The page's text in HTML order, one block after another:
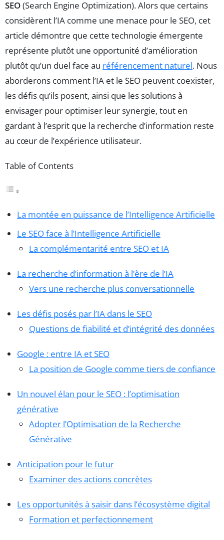
SEO(Search Engine Optimization). Alors que certains
considèrent l’IA comme une menace pour le SEO, cet
article démontre que cette technologie émergente
représente plutôt une opportunité d’amélioration
plutôt qu’un duel face au référencement naturel. Nous
aborderons comment l’IA et le SEO peuvent coexister,
les défis qu’ils posent, ainsi que les solutions à
envisager pour optimiser leur synergie, tout en
gardant à l’esprit que la recherche d’information reste
au cœur de l’expérience utilisateur.
Table of Contents
La montée en puissance de l’Intelligence Artificielle
Le SEO face à l’Intelligence Artificielle
La complémentarité entre SEO et IA
La recherche d’information à l’ère de l’IA
Vers une recherche plus conversationnelle
Les défis posés par l’IA dans le SEO
Questions de fiabilité et d’intégrité des données
Google : entre IA et SEO
La position de Google comme tiers de confiance
Un nouvel élan pour le SEO : l’optimisation
générative
Adopter l’Optimisation de la Recherche
Générative
Anticipation pour le futur
Examiner des actions concrètes
Les opportunités à saisir dans l’écosystème digital
Formation et perfectionnement